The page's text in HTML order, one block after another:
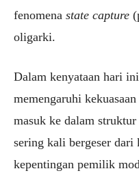
fenomena state capture
oligarki.
Dalam kenyataan hari
memengaruhi
masuk ke dalam
sering kali bergeser dari
kepentingan pemilik